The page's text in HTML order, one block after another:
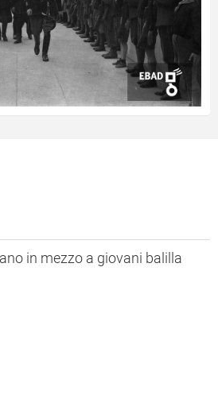
in mezzo a giovani balilla